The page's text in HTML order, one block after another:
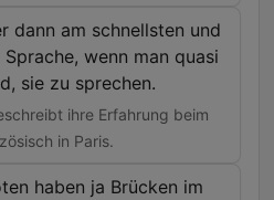
dann am schnellsten und
wenn man quasi
sie zu sprechen.
ihre Erfahrung beim
in Paris.
haben ja Brücken im